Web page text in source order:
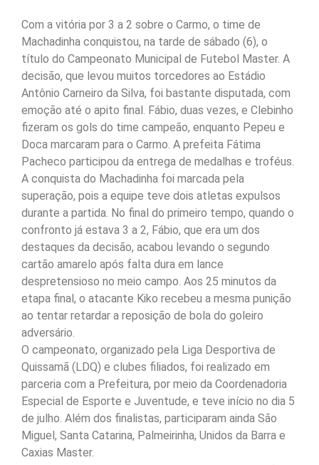
Com a vitória por 3 a 2 sobre o Carmo, o time de
Machadinha conquistou, na tarde de sábado (6), o
título do Campeonato Municipal de Futebol Master. A
decisão, que levou muitos torcedores ao Estádio
Antônio Carneiro da Silva, foi bastante disputada, com
emoção até o apito final. Fábio, duas vezes, e Clebinho
fizeram os gols do time campeão, enquanto Pepeu e
Doca marcaram para o Carmo. A prefeita Fátima
Pacheco participou da entrega de medalhas e troféus.
A conquista do Machadinha foi marcada pela
superação, pois a equipe teve dois atletas expulsos
durante a partida. No final do primeiro tempo, quando o
confronto já estava 3 a 2, Fábio, que era um dos
destaques da decisão, acabou levando o segundo
cartão amarelo após falta dura em lance
despretensioso no meio campo. Aos 25 minutos da
etapa final, o atacante Kiko recebeu a mesma punição
ao tentar retardar a reposição de bola do goleiro
adversário.
O campeonato, organizado pela Liga Desportiva de
Quissamã (LDQ) e clubes filiados, foi realizado em
parceria com a Prefeitura, por meio da Coordenadoria
Especial de Esporte e Juventude, e teve início no dia 5
de julho. Além dos finalistas, participaram ainda São
Miguel, Santa Catarina, Palmeirinha, Unidos da Barra e
Caxias Master.